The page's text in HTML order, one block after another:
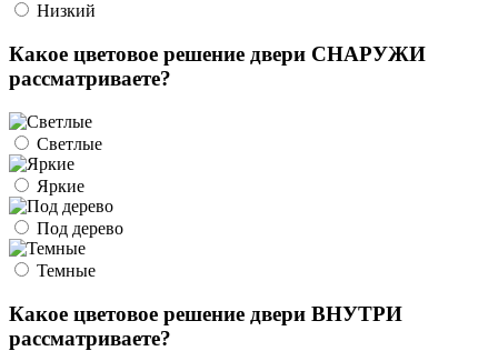
Низкий
Какое цветовое решение двери СНАРУЖИ
рассматриваете?
Светлые
Яркие
Под дерево
Темные
Какое цветовое решение двери ВНУТРИ
рассматриваете?